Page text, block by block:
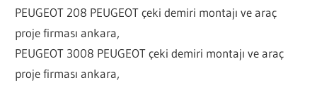
PEUGEOT 208 PEUGEOT çeki demiri montajı ve araç
proje firması ankara,
PEUGEOT 3008 PEUGEOT çeki demiri montajı ve araç
proje firması ankara,